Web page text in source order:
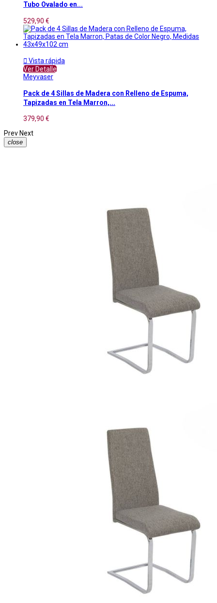
Tubo Ovalado en...
529,90 €
 Vista rápida
Ver Detalle
Meyvaser
Pack de 4 Sillas de Madera con Relleno de Espuma,
Tapizadas en Tela Marron,...
379,90 €
Prev Next
close